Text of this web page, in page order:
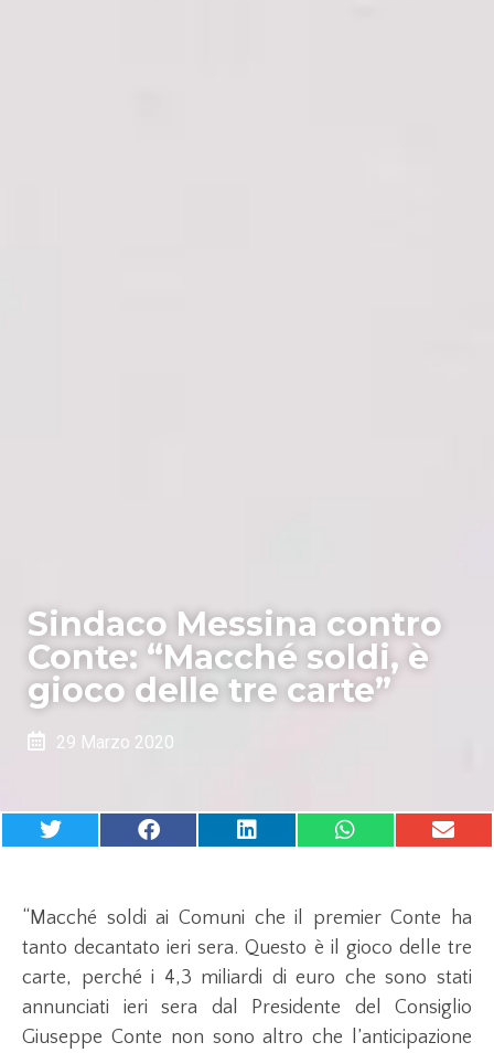
Sindaco Messina contro
Conte: “Macché soldi, è
gioco delle tre carte”
29 Marzo 2020
“Macché soldi ai Comuni che il premier Conte ha
tanto decantato ieri sera. Questo è il gioco delle tre
carte, perché i 4,3 miliardi di euro che sono stati
annunciati ieri sera dal Presidente del Consiglio
Giuseppe Conte non sono altro che l’anticipazione